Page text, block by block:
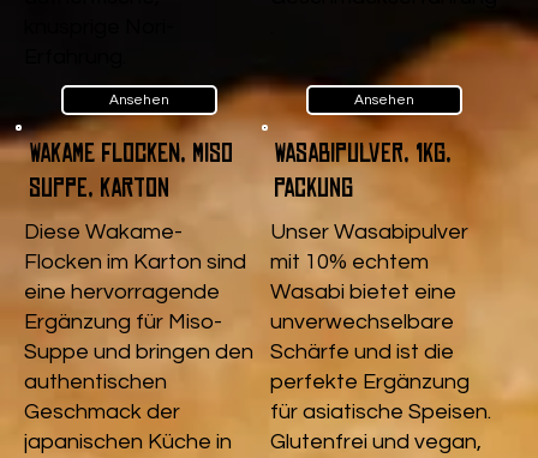
Ansehen Ansehen
Wakame Flocken, Miso
Suppe, Karton
Diese Wakame-
Flocken im Karton sind
eine hervorragende
Ergänzung für Miso-
Suppe und bringen den
authentischen
Geschmack der
japanischen Küche in
Wasabipulver, 1kg,
Packung
Unser Wasabipulver
mit 10% echtem
Wasabi bietet eine
unverwechselbare
Schärfe und ist die
perfekte Ergänzung
für asiatische Speisen.
Glutenfrei und vegan,